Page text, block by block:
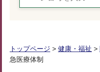
トップページ > 健康・福祉 >
急医療体制